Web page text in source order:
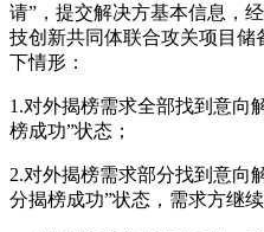
请”，提交解决方基本信息，
技创新共同体联合攻关项目
下情形：
1.对外揭榜需求全部找到意向
榜成功”状态；
2.对外揭榜需求部分找到意向
分揭榜成功”状态，需求方继